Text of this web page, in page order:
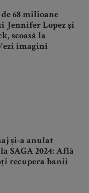
68 milioane
Jennifer Lopez și
scoasă la
imagini
și-a anulat
SAGA 2024: Află
recupera banii